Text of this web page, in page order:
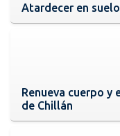
Atardecer en
Renueva cuerpo y
de Chillán